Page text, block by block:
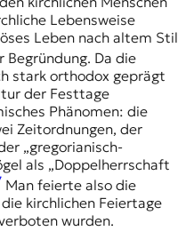
Lebensweise
Leben nach altem Stil
Begründung. Da die
stark orthodox geprägt
der Festtage
Phänomen: die
Zeitordnungen, der
„gregorianisch-
als „Doppelherrschaft
Man feierte also die
kirchlichen Feiertage
wurden.